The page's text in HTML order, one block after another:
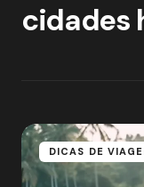
cidades
DICAS DE